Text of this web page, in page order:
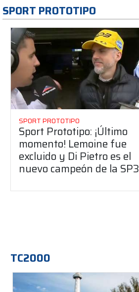
SPORT PROTOTIPO
SPORT PROTOTIPO
Sport Prototipo: ¡Último
momento! Lemoine fue
excluido y Di Pietro es el
nuevo campeón de la SP3
TC2000